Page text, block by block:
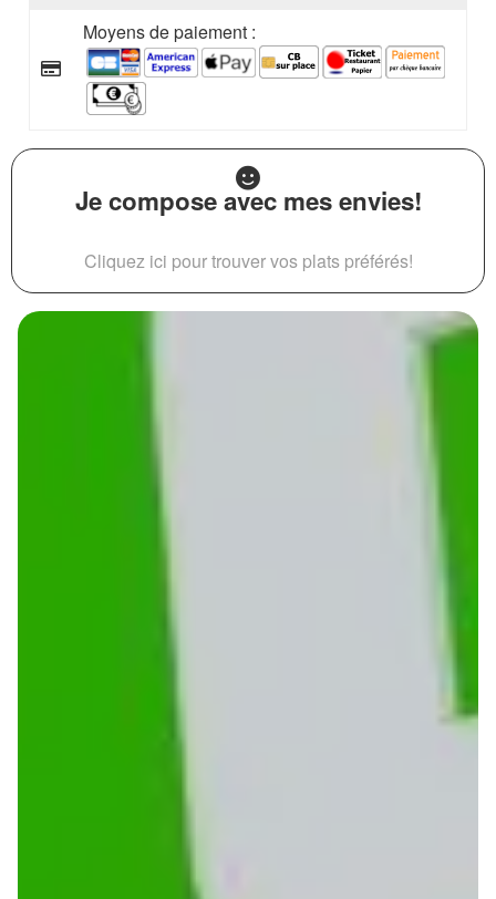
Moyens de paiement :
Je compose avec mes envies!
Cliquez ici pour trouver vos plats préférés!